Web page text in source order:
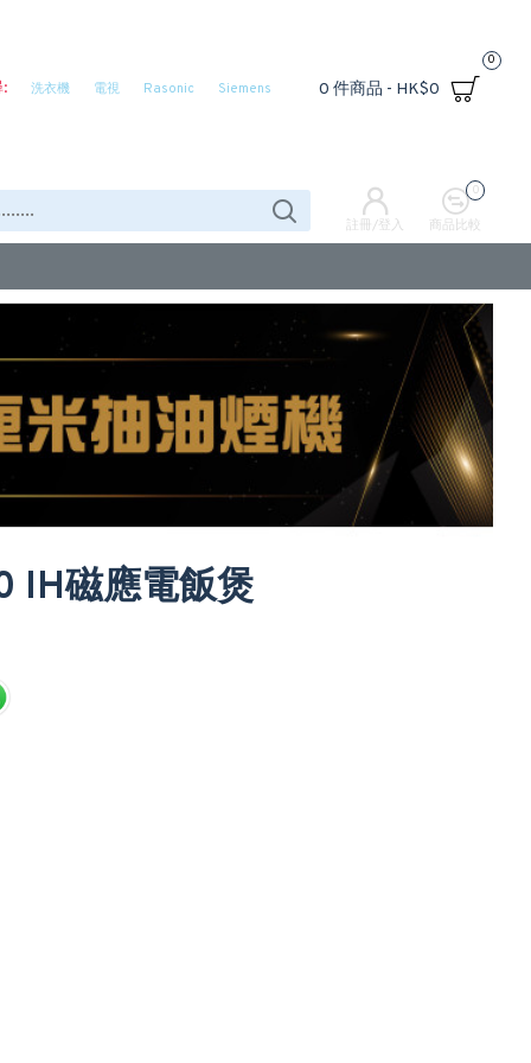
: 洗衣機 電視 Rasonic Siemens 0 件商品 - HK$0
0
註冊/登入 商品比較
0
IH磁應電飯煲